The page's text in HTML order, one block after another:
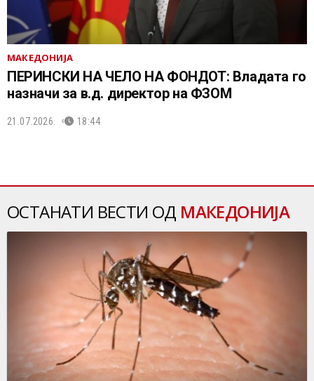
МАКЕДОНИЈА
ПЕРИНСКИ НА ЧЕЛО НА ФОНДОТ: Владата го
назначи за в.д. директор на ФЗОМ
21.07.2026. 18:44
ОСТАНАТИ ВЕСТИ ОД МАКЕДОНИЈА